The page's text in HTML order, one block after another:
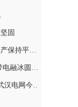
固
工信部：2022年有色金属行业生产保持平稳 工业增加值同比增长5.2%:滚动
国内首次特高压直流地线/光缆带电融冰圆满成功
新建10千伏线路714公里！湖北武汉电网今年新开工及续建配网工程770个